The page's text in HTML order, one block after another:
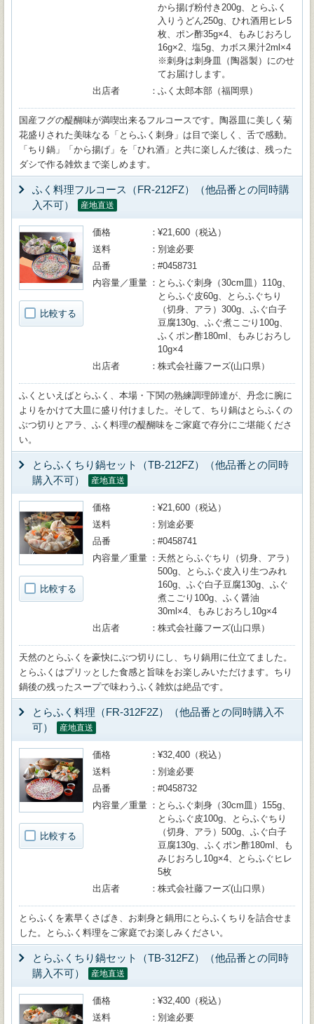
から揚げ粉付き200g、とらふく
入りうどん250g、ひれ酒用ヒレ5
枚、ポン酢35g×4、もみじおろし
16g×2、塩5g、カボス果汁2ml×4
※刺身は刺身皿（陶器製）にのせ
てお届けします。
出店者
ふく太郎本部（福岡県）
国産フグの醍醐味が満喫出来るフルコースです。陶器皿に美しく菊
花盛りされた美味なる「とらふく刺身」は目で楽しく、舌で感動。
「ちり鍋」「から揚げ」を「ひれ酒」と共に楽しんだ後は、残った
ダシで作る雑炊まで楽しめます。
ふく料理フルコース（FR-212FZ）（他品番との同時購
入不可）
産地直送
比較する
価格
¥21,600（税込）
送料
別途必要
品番
#0458731
内容量／重量
とらふぐ刺身（30cm皿）110g、
とらふぐ皮60g、とらふぐちり
（切身、アラ）300g、ふぐ白子
豆腐130g、ふぐ煮こごり100g、
ふくポン酢180ml、もみじおろし
10g×4
出店者
株式会社藤フーズ(山口県）
ふくといえばとらふく、本場・下関の熟練調理師達が、丹念に腕に
よりをかけて大皿に盛り付けました。そして、ちり鍋はとらふくの
ぶつ切りとアラ、ふく料理の醍醐味をご家庭で存分にご堪能くださ
い。
とらふくちり鍋セット（TB-212FZ）（他品番との同時
購入不可）
産地直送
比較する
価格
¥21,600（税込）
送料
別途必要
品番
#0458741
内容量／重量
天然とらふぐちり（切身、アラ）
500g、とらふぐ皮入り生つみれ
160g、ふぐ白子豆腐130g、ふぐ
煮こごり100g、ふく醤油
30ml×4、もみじおろし10g×4
出店者
株式会社藤フーズ(山口県）
天然のとらふくを豪快にぶつ切りにし、ちり鍋用に仕立てました。
とらふくはプリッとした食感と旨味をお楽しみいただけます。ちり
鍋後の残ったスープで味わうふく雑炊は絶品です。
とらふく料理（FR-312F2Z）（他品番との同時購入不
可）
産地直送
比較する
価格
¥32,400（税込）
送料
別途必要
品番
#0458732
内容量／重量
とらふぐ刺身（30cm皿）155g、
とらふぐ皮100g、とらふぐちり
（切身、アラ）500g、ふぐ白子
豆腐130g、ふくポン酢180ml、も
みじおろし10g×4、とらふぐヒレ
5枚
出店者
株式会社藤フーズ(山口県）
とらふくを素早くさばき、お刺身と鍋用にとらふくちりを詰合せま
した。とらふく料理をご家庭でお楽しみください。
とらふくちり鍋セット（TB-312FZ）（他品番との同時
購入不可）
産地直送
価格
¥32,400（税込）
送料
別途必要